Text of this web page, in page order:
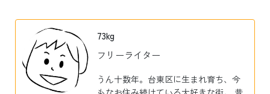
73kg
フリーライター
うん十数年。台東区に生まれ育ち、今